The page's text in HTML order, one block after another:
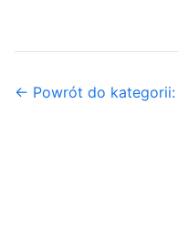
← Powrót do kategorii: